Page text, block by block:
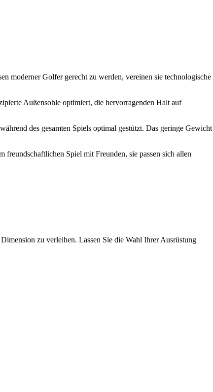
moderner Golfer gerecht zu werden, vereinen sie technologische
Außensohle optimiert, die hervorragenden Halt auf
des gesamten Spiels optimal gestützt. Das geringe Gewicht
freundschaftlichen Spiel mit Freunden, sie passen sich allen
zu verleihen. Lassen Sie die Wahl Ihrer Ausrüstung